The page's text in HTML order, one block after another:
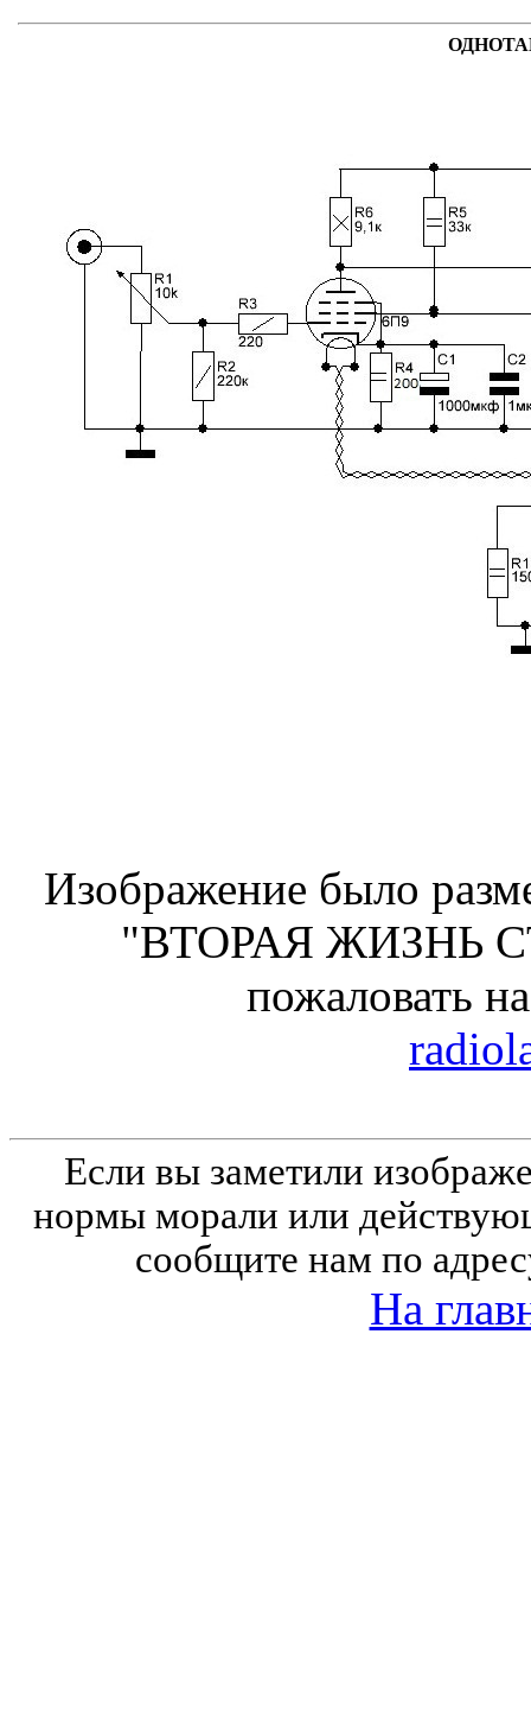
Изображение было
"ВТОРАЯ ЖИЗНЬ
пожаловать
Если вы заметили
нормы морали или
сообщите нам по
На